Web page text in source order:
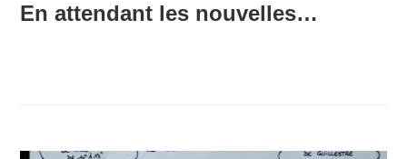
En attendant les nouvelles…